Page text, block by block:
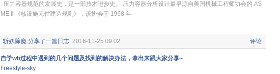
压力容器规范的发展史，是一部技术进步史。 压力容器分析设计最早源自美国机械工程师协会的 AS
ME Ⅲ《核设施元件建造规则》，该协会于 1968 年
评论
斩妖除魔 分享了一篇日志 2016-11-25 09:02
自学wb过程中遇到的几个问题及找到的解决办法，拿出来跟大家分享~
Freestyle-sky